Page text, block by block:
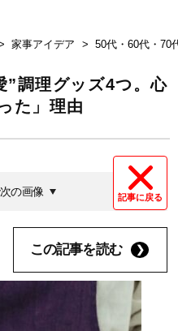
家事アイデア 50代・60代・70
調理グッズ4つ。心
た」理由
記事に戻る
の画像
この記事を読む